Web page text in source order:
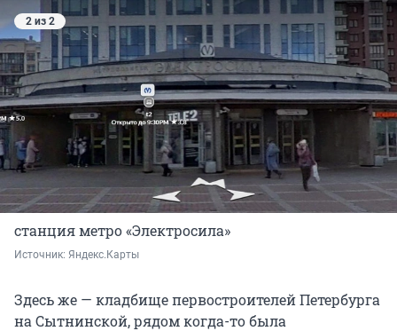
2 из 2
станция метро «Электросила»
Источник: Яндекс.Карты
Здесь же — кладбище первостроителей Петербурга
на Сытнинской, рядом когда-то была